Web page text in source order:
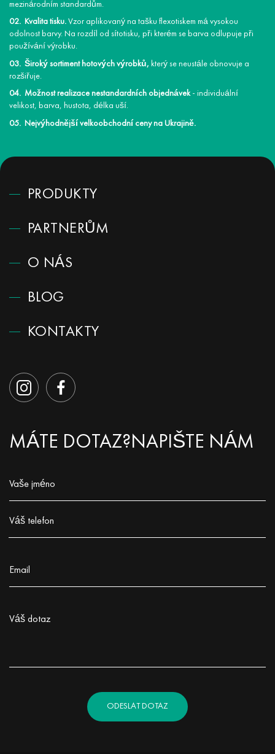
mezinárodním standardům.
Kvalita tisku.Vzor aplikovaný na tašku flexotiskem má vysokou
odolnost barvy. Na rozdíl od sítotisku, při kterém se barva odlupuje při
používání výrobku.
Široký sortiment hotových výrobků, který se neustále obnovuje a
rozšiřuje.
Možnost realizace nestandardních objednávek- individuální
velikost, barva, hustota, délka uší.
Nejvýhodnější velkoobchodní ceny na Ukrajině.
PRODUKTY
PARTNERŮM
O NÁS
BLOG
KONTAKTY
MÁTE DOTAZ? NAPIŠTE NÁM
Vaše jméno
Váš telefon
Email
Váš dotaz
ODESLAT DOTAZ